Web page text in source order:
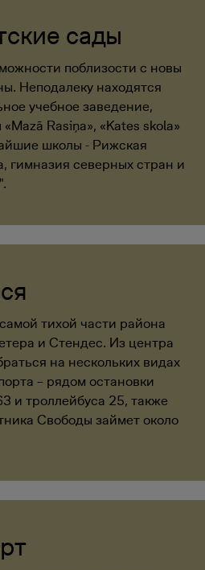
сады
поблизости с новы
Неподалеку находятся
учебное заведение,
Rasiņa», «Kates skola»
школы - Рижская
гимназия северных стран и
тихой части района
и Стендес. Из центра
на нескольких видах
– рядом остановки
и троллейбуса 25, также
Свободы займет около